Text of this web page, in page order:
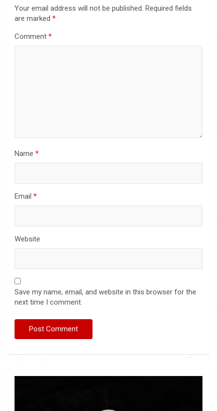
Your email address will not be published. Required fields
are marked *
Comment *
Name *
Email *
Website
Save my name, email, and website in this browser for the
next time I comment.